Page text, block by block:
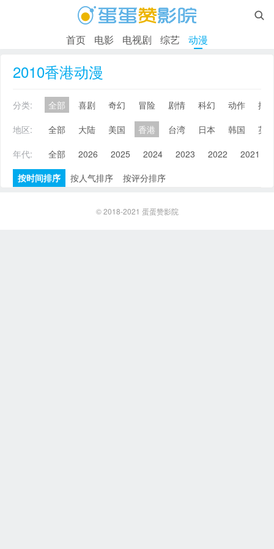

首页 电影 电视剧 综艺 动漫
2010香港动漫
分类: 全部 喜剧 奇幻 冒险 剧情 科幻 动作
搞
地区:
全部 大陆 美国 香港 台湾 日本 韩国
英
年代:
全部 2026 2025 2024 2023 2022 2021
按时间排序
按人气排序 按评分排序
© 2018-2021 蛋蛋赞影院